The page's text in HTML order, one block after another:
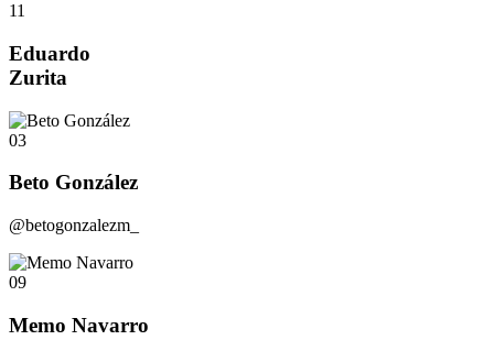
11
Eduardo
Zurita
03
Beto González
@betogonzalezm_
09
Memo Navarro